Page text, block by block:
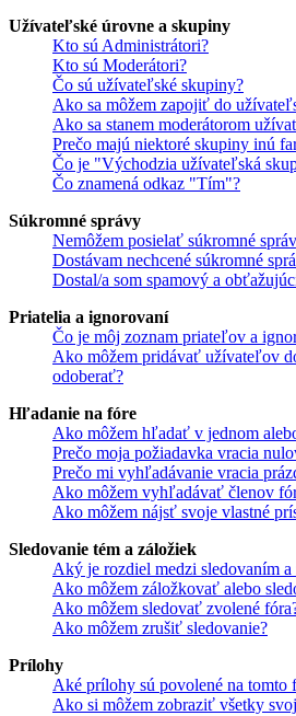
Užívateľské úrovne a skupiny
Kto sú Administrátori?
Kto sú Moderátori?
Čo sú užívateľské skupiny?
Ako sa môžem zapojiť do
Ako sa stanem moderátorom
Prečo majú niektoré skupiny inú
Čo je "Východzia užívateľská
Čo znamená odkaz "Tím"?
Súkromné správy
Nemôžem posielať súkromné
Dostávam nechcené súkromné
Dostal/a som spamový a
Priatelia a ignorovaní
Čo je môj zoznam priateľov a
Ako môžem pridávať užívateľov
odoberať?
Hľadanie na fóre
Ako môžem hľadať v jednom
Prečo moja požiadavka vracia
Prečo mi vyhľadávanie vracia
Ako môžem vyhľadávať členov
Ako môžem nájsť svoje vlastné
Sledovanie tém a záložiek
Aký je rozdiel medzi sledovaním a
Ako môžem záložkovať alebo
Ako môžem sledovať zvolené
Ako môžem zrušiť sledovanie?
Prílohy
Aké prílohy sú povolené na tomto
Ako si môžem zobraziť všetky